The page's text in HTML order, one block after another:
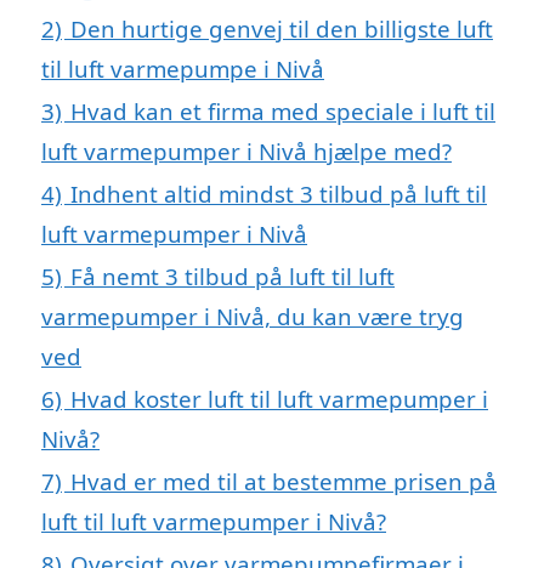
2) Den hurtige genvej til den billigste luft
til luft varmepumpe i Nivå
3) Hvad kan et firma med speciale i luft til
luft varmepumper i Nivå hjælpe med?
4) Indhent altid mindst 3 tilbud på luft til
luft varmepumper i Nivå
5) Få nemt 3 tilbud på luft til luft
varmepumper i Nivå, du kan være tryg
ved
6) Hvad koster luft til luft varmepumper i
Nivå?
7) Hvad er med til at bestemme prisen på
luft til luft varmepumper i Nivå?